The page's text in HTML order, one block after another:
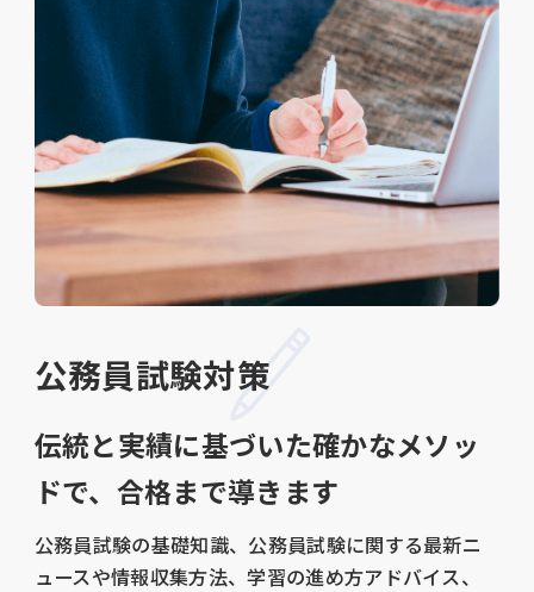
公務員試験対策
伝統と実績に基づいた確かなメソッ
ドで、合格まで導きます
公務員試験の基礎知識、公務員試験に関する最新ニ
ュースや情報収集方法、学習の進め方アドバイス、